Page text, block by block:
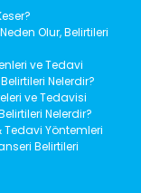
Olur, Belirtileri
ve Tedavi
Nelerdir?
ve Tedavisi
Nelerdir?
Tedavi Yöntemleri
Belirtileri